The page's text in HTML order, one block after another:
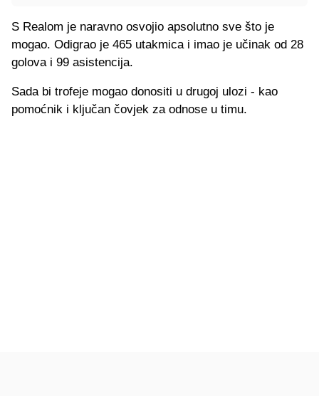
S Realom je naravno osvojio apsolutno sve što je
mogao. Odigrao je 465 utakmica i imao je učinak od 28
golova i 99 asistencija.
Sada bi trofeje mogao donositi u drugoj ulozi - kao
pomoćnik i ključan čovjek za odnose u timu.